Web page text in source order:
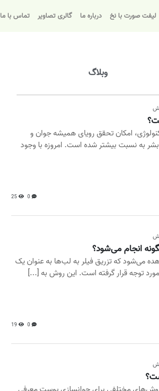
لیفت صورت با نخ درباره ما گالری تصاویر تماس با ما
وبلاگ
امکان تحقق رویای همیشه جوان و
به نسبت بیشتر شده است. امروزه با وجود
0
25
انجام می‌شود؟
می‌شود که تزریق فیلر به لب‌ها به عنوان یک
توجه قرار گرفته است. این روش به [...]
0
19